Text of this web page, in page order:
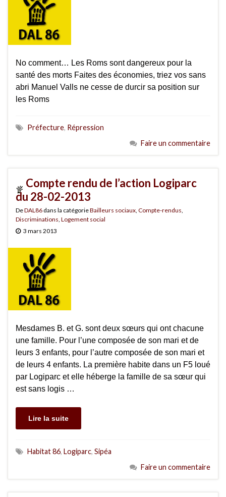
No comment… Les Roms sont dangereux pour la
santé des morts Faites des économies, triez vos sans
abri Manuel Valls ne cesse de durcir sa position sur
les Roms
Préfecture, Répression
Faire un commentaire
Compte rendu de l’action Logiparc
du 28-02-2013
DeDAL86 dans la catégorieBailleurs sociaux Compte-rendus
Discriminations Logement social
3 mars 2013
Mesdames B. et G. sont deux sœurs qui ont chacune
une famille. Pour l’une composée de son mari et de
leurs 3 enfants, pour l’autre composée de son mari et
de leurs 4 enfants. La première habite dans un F5 loué
par Logiparc et elle héberge la famille de sa sœur qui
est sans logis …
Lire la suite
Habitat 86, Logiparc, Sipéa
Faire un commentaire